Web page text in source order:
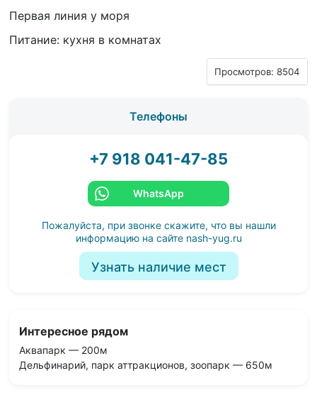
Первая линия у моря
Питание: кухня в комнатах
Просмотров: 8504
Телефоны
+7 918 041-47-85
WhatsApp
Пожалуйста, при звонке скажите, что вы нашли
информацию на сайте nash-yug.ru
Узнать наличие мест
Интересное рядом
Аквапарк — 200м
Дельфинарий, парк аттракционов, зоопарк — 650м